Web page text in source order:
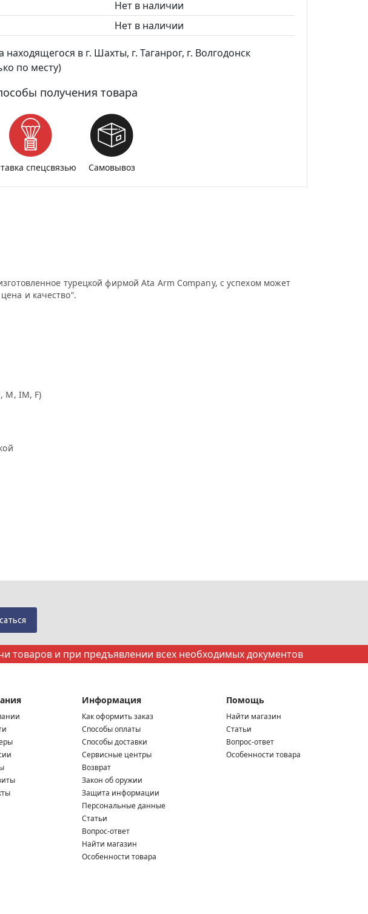
Нет в наличии
Нет в наличии
находящегося в г. Шахты, г. Таганрог, г. Волгодонск
по месту)
получения товара
спецсвязью Самовывоз
турецкой фирмой Ata Arm Company, с успехом может
и качество”.
M, IM, F)
товаров и при предъявлении всех необходимых документов
Информация
Как оформить заказ
Способы оплаты
Способы доставки
Сервисные центры
Возврат
Закон об оружии
Защита информации
Персональные данные
Статьи
Вопрос-ответ
Найти магазин
Особенности товара
Помощь
Найти магазин
Статьи
Вопрос-ответ
Особенности товара